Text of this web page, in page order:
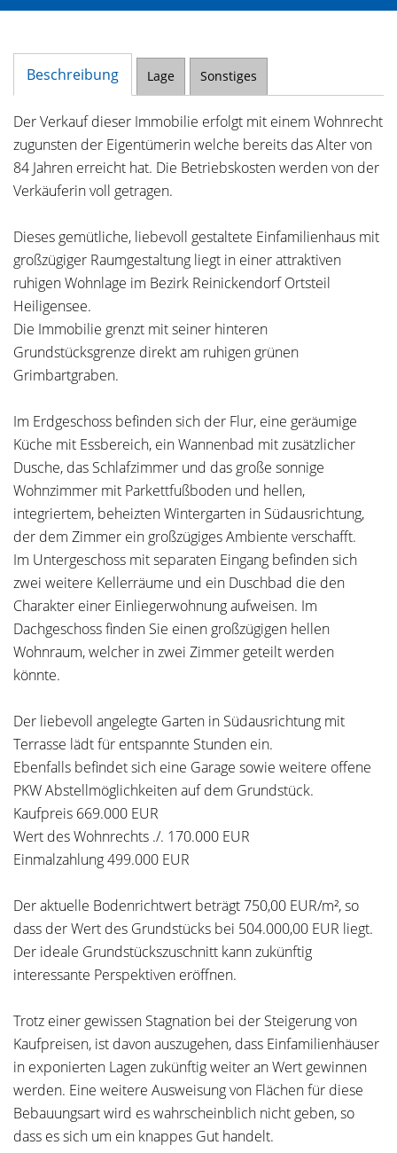
Beschreibung Lage Sonstiges
Der Verkauf dieser Immobilie erfolgt mit einem Wohnrecht
zugunsten der Eigentümerin welche bereits das Alter von
84 Jahren erreicht hat. Die Betriebskosten werden von der
Verkäuferin voll getragen.
Dieses gemütliche, liebevoll gestaltete Einfamilienhaus mit
großzügiger Raumgestaltung liegt in einer attraktiven
ruhigen Wohnlage im Bezirk Reinickendorf Ortsteil
Heiligensee.
Die Immobilie grenzt mit seiner hinteren
Grundstücksgrenze direkt am ruhigen grünen
Grimbartgraben.
Im Erdgeschoss befinden sich der Flur, eine geräumige
Küche mit Essbereich, ein Wannenbad mit zusätzlicher
Dusche, das Schlafzimmer und das große sonnige
Wohnzimmer mit Parkettfußboden und hellen,
integriertem, beheizten Wintergarten in Südausrichtung,
der dem Zimmer ein großzügiges Ambiente verschafft.
Im Untergeschoss mit separaten Eingang befinden sich
zwei weitere Kellerräume und ein Duschbad die den
Charakter einer Einliegerwohnung aufweisen. Im
Dachgeschoss finden Sie einen großzügigen hellen
Wohnraum, welcher in zwei Zimmer geteilt werden
könnte.
Der liebevoll angelegte Garten in Südausrichtung mit
Terrasse lädt für entspannte Stunden ein.
Ebenfalls befindet sich eine Garage sowie weitere offene
PKW Abstellmöglichkeiten auf dem Grundstück.
Kaufpreis 669.000 EUR
Wert des Wohnrechts ./. 170.000 EUR
Einmalzahlung 499.000 EUR
Der aktuelle Bodenrichtwert beträgt 750,00 EUR/m², so
dass der Wert des Grundstücks bei 504.000,00 EUR liegt.
Der ideale Grundstückszuschnitt kann zukünftig
interessante Perspektiven eröffnen.
Trotz einer gewissen Stagnation bei der Steigerung von
Kaufpreisen, ist davon auszugehen, dass Einfamilienhäuser
in exponierten Lagen zukünftig weiter an Wert gewinnen
werden. Eine weitere Ausweisung von Flächen für diese
Bebauungsart wird es wahrscheinblich nicht geben, so
dass es sich um ein knappes Gut handelt.